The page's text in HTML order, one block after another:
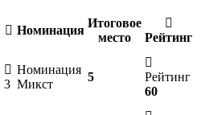
Номинация
Итоговое
место
Рейтинг
3
Номинация
Микст
5
Рейтинг
60